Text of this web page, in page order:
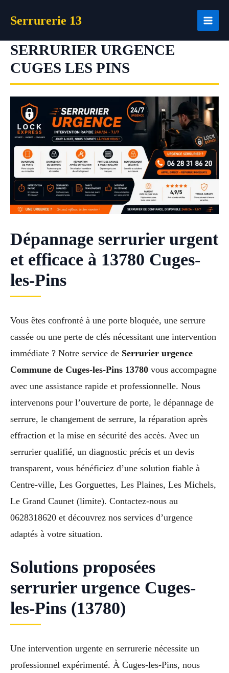
Serrurerie 13
SERRURIER URGENCE
CUGES LES PINS
Dépannage serrurier urgent
et efficace à 13780 Cuges-
les-Pins
Vous êtes confronté à une porte bloquée, une serrure
cassée ou une perte de clés nécessitant une intervention
immédiate ? Notre service de Serrurier urgence
Commune de Cuges-les-Pins 13780 vous accompagne
avec une assistance rapide et professionnelle. Nous
intervenons pour l’ouverture de porte, le dépannage de
serrure, le changement de serrure, la réparation après
effraction et la mise en sécurité des accès. Avec un
serrurier qualifié, un diagnostic précis et un devis
transparent, vous bénéficiez d’une solution fiable à
Centre-ville, Les Gorguettes, Les Plaines, Les Michels,
Le Grand Caunet (limite). Contactez-nous au
0628318620 et découvrez nos services d’urgence
adaptés à votre situation.
Solutions proposées
serrurier urgence Cuges-
les-Pins (13780)
Une intervention urgente en serrurerie nécessite un
professionnel expérimenté. À Cuges-les-Pins, nous